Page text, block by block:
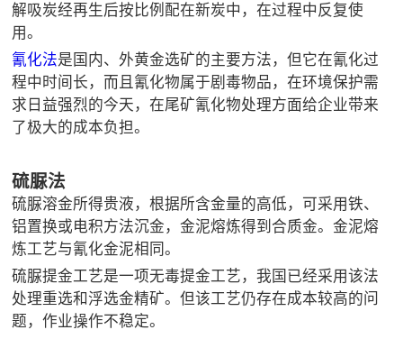
解吸炭经再生后按比例配在新炭中，在过程中反复使
用。
氰化法是国内、外黄金选矿的主要方法，但它在氰化过
程中时间长，而且氰化物属于剧毒物品，在环境保护需
求日益强烈的今天，在尾矿氰化物处理方面给企业带来
了极大的成本负担。
硫脲法
硫脲溶金所得贵液，根据所含金量的高低，可采用铁、
铝置换或电积方法沉金，金泥熔炼得到合质金。金泥熔
炼工艺与氰化金泥相同。
硫脲提金工艺是一项无毒提金工艺，我国已经采用该法
处理重选和浮选金精矿。但该工艺仍存在成本较高的问
题，作业操作不稳定。